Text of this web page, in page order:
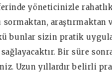
yöneticinizle
araştırmaktan
bunlar sizin pratik
sağlayacaktır. Bir süre
Uzun yıllardır belirli